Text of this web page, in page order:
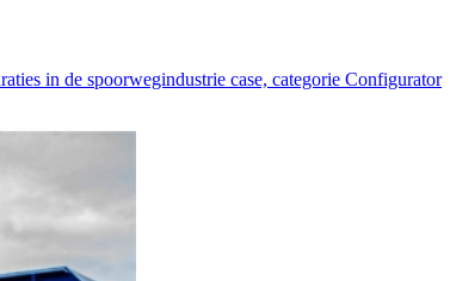
in de spoorwegindustrie case, categorie Configurator